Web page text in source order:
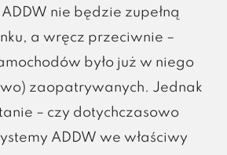
nie będzie zupełną
a wręcz przeciwnie –
było już w niego
zaopatrywanych. Jednak
– czy dotychczasowo
ADDW we właściwy